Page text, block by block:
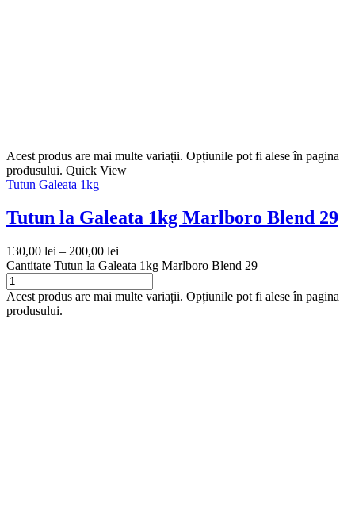
Acest produs are mai multe variații. Opțiunile pot fi alese în pagina
produsului. Quick View
Tutun Galeata 1kg
Tutun la Galeata 1kg Marlboro Blend 29
130,00 lei – 200,00 lei
Cantitate Tutun la Galeata 1kg Marlboro Blend 29
Acest produs are mai multe variații. Opțiunile pot fi alese în pagina
produsului.